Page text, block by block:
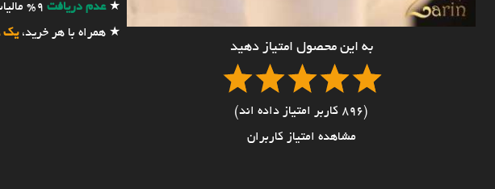
به این محصول امتیاز دهید
(896 کاربر امتیاز داده اند)
مشاهده امتیاز کاربران
★عدم دریافت 9% مالیات بر ارزش افزوده (به مبلغ
★ همراه با هر خرید،یک